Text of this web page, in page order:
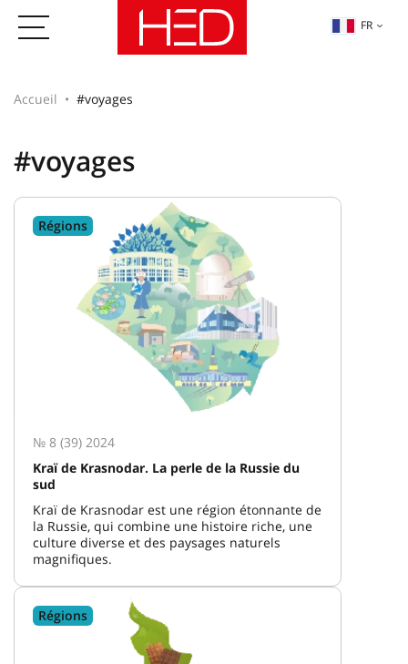
FR
Accueil #voyages
#voyages
Régions
№ 8 (39) 2024
Kraï de Krasnodar. La perle de la Russie du
sud
Kraï de Krasnodar est une région étonnante de
la Russie, qui combine une histoire riche, une
culture diverse et des paysages naturels
magnifiques.
Régions